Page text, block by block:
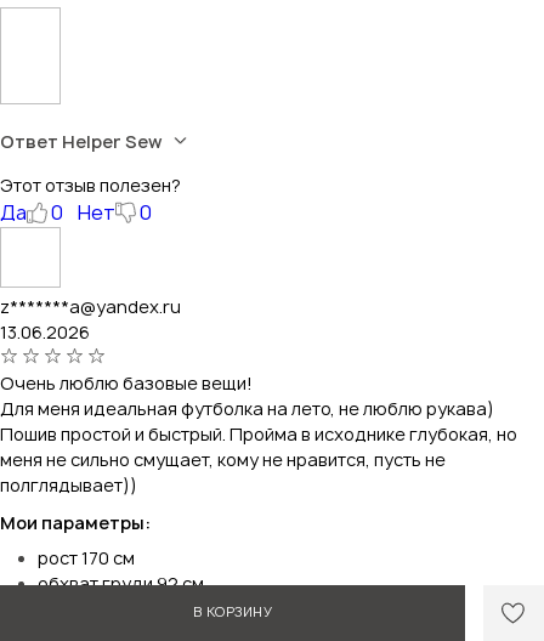
В КОРЗИНУ
Ответ Helper Sew
Этот отзыв полезен?
Да 0 Нет 0
z*******a@yandex.ru
13.06.2026
Очень люблю базовые вещи!
Для меня идеальная футболка на лето, не люблю рукава)
Пошив простой и быстрый. Пройма в исходнике глубокая, но
меня не сильно смущает, кому не нравится, пусть не
полглядывает))
Мои параметры:
рост 170 см
обхват груди 92 см
обхват бедер 99 см